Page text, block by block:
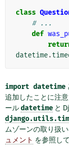
class
# ...
def
datetime.
import datetime
追加したことに注
ールdatetime と
ムゾーンの取り扱
ュメント を参照し